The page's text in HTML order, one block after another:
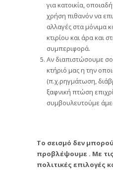
για κατοικία,
χρήση πιθανόν να
αλλαγές στα μόνιμα
κτιρίου και άρα και
συμπεριφορά.
Αν διαπιστώσουμε
κτήριό μας η την
(π.χ.ρηγμάτωση,
ξαφνική πτώση
συμβουλευτούμε
Το σεισμό δεν
προβλέψουμε . Με
πολιτικές επιλογές